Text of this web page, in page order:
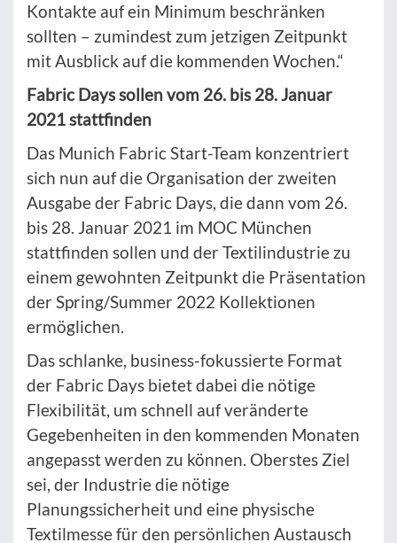
Kontakte auf ein Minimum beschränken
sollten – zumindest zum jetzigen Zeitpunkt
mit Ausblick auf die kommenden Wochen.“
Fabric Days sollen vom 26. bis 28. Januar
2021 stattfinden
Das Munich Fabric Start-Team konzentriert
sich nun auf die Organisation der zweiten
Ausgabe der Fabric Days, die dann vom 26.
bis 28. Januar 2021 im MOC München
stattfinden sollen und der Textilindustrie zu
einem gewohnten Zeitpunkt die Präsentation
der Spring/Summer 2022 Kollektionen
ermöglichen.
Das schlanke, business-fokussierte Format
der Fabric Days bietet dabei die nötige
Flexibilität, um schnell auf veränderte
Gegebenheiten in den kommenden Monaten
angepasst werden zu können. Oberstes Ziel
sei, der Industrie die nötige
Planungssicherheit und eine physische
Textilmesse für den persönlichen Austausch